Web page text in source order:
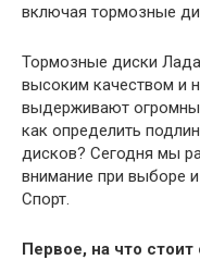
включая тормозные
Тормозные диски
высоким качеством и
выдерживают
как определить
дисков? Сегодня мы
внимание при выборе
Спорт.
Первое, на что стоит